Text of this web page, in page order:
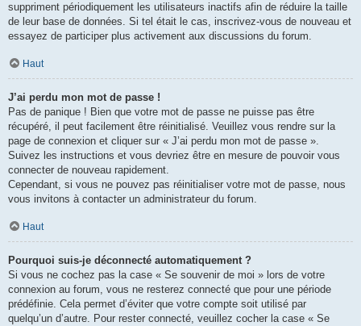
suppriment périodiquement les utilisateurs inactifs afin de réduire la taille
de leur base de données. Si tel était le cas, inscrivez-vous de nouveau et
essayez de participer plus activement aux discussions du forum.
Haut
J’ai perdu mon mot de passe !
Pas de panique ! Bien que votre mot de passe ne puisse pas être
récupéré, il peut facilement être réinitialisé. Veuillez vous rendre sur la
page de connexion et cliquer sur « J’ai perdu mon mot de passe ».
Suivez les instructions et vous devriez être en mesure de pouvoir vous
connecter de nouveau rapidement.
Cependant, si vous ne pouvez pas réinitialiser votre mot de passe, nous
vous invitons à contacter un administrateur du forum.
Haut
Pourquoi suis-je déconnecté automatiquement ?
Si vous ne cochez pas la case « Se souvenir de moi » lors de votre
connexion au forum, vous ne resterez connecté que pour une période
prédéfinie. Cela permet d’éviter que votre compte soit utilisé par
quelqu’un d’autre. Pour rester connecté, veuillez cocher la case « Se